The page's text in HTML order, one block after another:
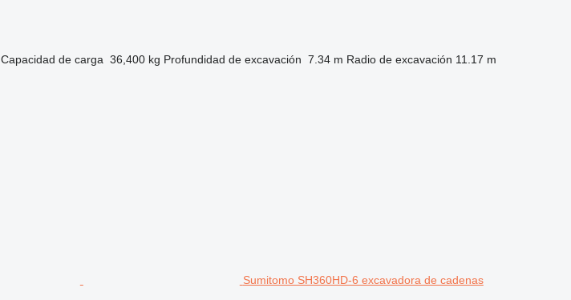
Capacidad de carga 36,400 kg Profundidad de excavación 7.34 m Radio de excavación 11.17 m
Sumitomo SH360HD-6 excavadora de cadenas